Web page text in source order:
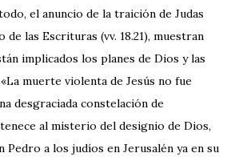
el anuncio de la traición de Judas
las Escrituras (vv. 18.21), muestran
implicados los planes de Dios y las
muerte violenta de Jesús no fue
desgraciada constelación de
al misterio del designio de Dios,
Pedro a los judíos en Jerusalén ya en su